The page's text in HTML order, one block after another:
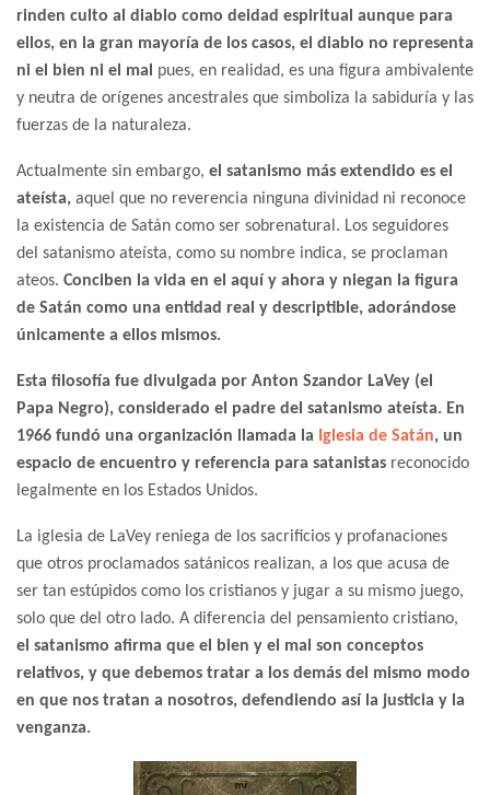
rinden culto al diablo como deidad espiritual aunque para
ellos, en la gran mayoría de los casos, el diablo no representa
ni el bien ni el mal
pues, en realidad, es una figura ambivalente
y neutra de orígenes ancestrales que simboliza la sabiduría y las
fuerzas de la naturaleza.
Actualmente sin embargo, el satanismo más extendido es el
ateísta, aquel que no reverencia ninguna divinidad ni reconoce
la existencia de Satán como ser sobrenatural. Los seguidores
del satanismo ateísta, como su nombre indica, se proclaman
ateos. Conciben la vida en el aquí y ahora y niegan la figura
de Satán como una entidad real y descriptible, adorándose
únicamente a ellos mismos.
Esta filosofía fue divulgada por Anton Szandor LaVey (el
Papa Negro), considerado el padre del satanismo ateísta. En
1966 fundó una organización llamada la Iglesia de Satán, un
espacio de encuentro y referencia para satanistas reconocido
legalmente en los Estados Unidos.
La iglesia de LaVey reniega de los sacrificios y profanaciones
que otros proclamados satánicos realizan, a los que acusa de
ser tan estúpidos como los cristianos y jugar a su mismo juego,
solo que del otro lado. A diferencia del pensamiento cristiano,
el satanismo afirma que el bien y el mal son conceptos
relativos, y que debemos tratar a los demás del mismo modo
en que nos tratan a nosotros, defendiendo así la justicia y la
venganza.